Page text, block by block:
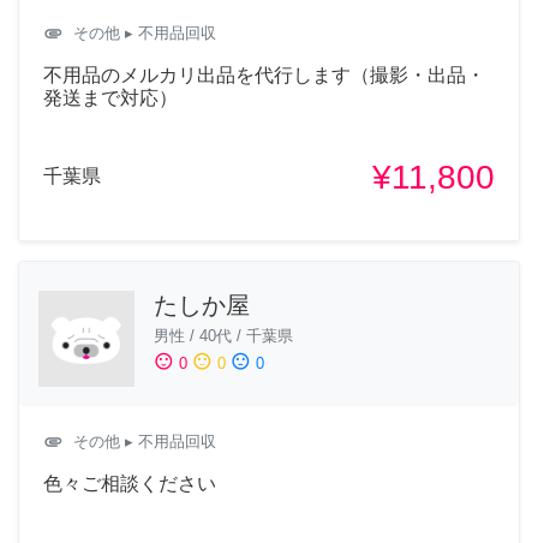
attachment その他 ▸ 不用品回収
不用品のメルカリ出品を代行します（撮影・出品・
発送まで対応）
千葉県 ¥11,800
たしか屋
男性 / 40代 / 千葉県
sentiment_satisfied 0 sentiment_neutral 0 sentiment_dissatisfied 0
attachment その他 ▸ 不用品回収
色々ご相談ください